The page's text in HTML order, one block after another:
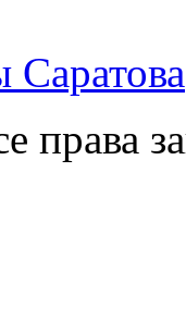
Саратова
права